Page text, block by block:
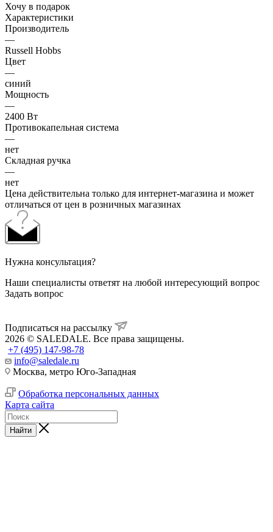
Хочу в подарок
Характеристики
Производитель
—
Russell Hobbs
Цвет
—
синий
Мощность
—
2400 Вт
Противокапельная система
—
нет
Складная ручка
—
нет
Цена действительна только для интернет-магазина и может
отличаться от цен в розничных магазинах
Нужна консультация?
Наши специалисты ответят на любой интересующий вопрос
Задать вопрос
Подписаться на рассылку
2026 © SALEDALE. Все права защищены.
+7 (495) 147-98-78
info@saledale.ru
Москва, метро Юго-Западная
Обработка персональных данных
Карта сайта
Найти